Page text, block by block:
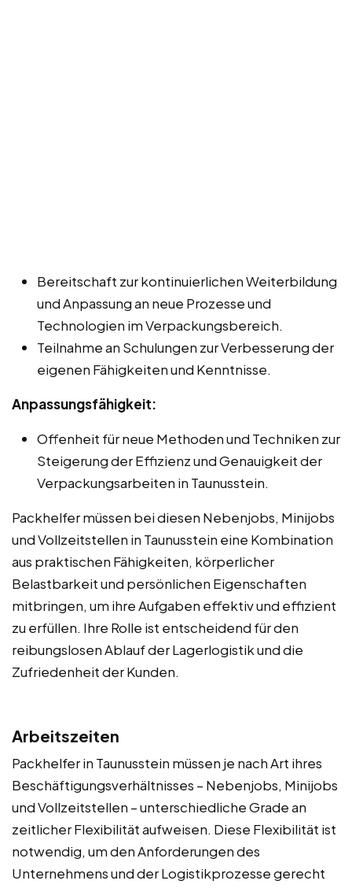
Bereitschaft zur kontinuierlichen Weiterbildung
und Anpassung an neue Prozesse und
Technologien im Verpackungsbereich.
Teilnahme an Schulungen zur Verbesserung der
eigenen Fähigkeiten und Kenntnisse.
Anpassungsfähigkeit:
Offenheit für neue Methoden und Techniken zur
Steigerung der Effizienz und Genauigkeit der
Verpackungsarbeiten in Taunusstein.
Packhelfer müssen bei diesen Nebenjobs, Minijobs
und Vollzeitstellen in Taunusstein eine Kombination
aus praktischen Fähigkeiten, körperlicher
Belastbarkeit und persönlichen Eigenschaften
mitbringen, um ihre Aufgaben effektiv und effizient
zu erfüllen. Ihre Rolle ist entscheidend für den
reibungslosen Ablauf der Lagerlogistik und die
Zufriedenheit der Kunden.
Arbeitszeiten
Packhelfer in Taunusstein müssen je nach Art ihres
Beschäftigungsverhältnisses – Nebenjobs, Minijobs
und Vollzeitstellen – unterschiedliche Grade an
zeitlicher Flexibilität aufweisen. Diese Flexibilität ist
notwendig, um den Anforderungen des
Unternehmens und der Logistikprozesse gerecht